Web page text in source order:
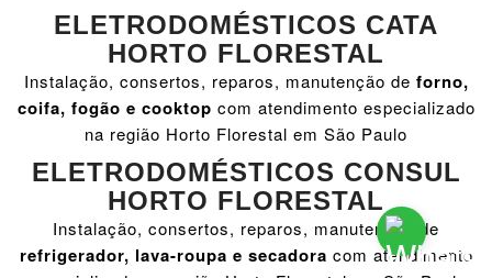
ELETRODOMÉSTICOS CATA
HORTO FLORESTAL
Instalação, consertos, reparos, manutenção de forno,
coifa, fogão e cooktop com atendimento especializado
na região Horto Florestal em São Paulo
ELETRODOMÉSTICOS CONSUL
HORTO FLORESTAL
Instalação, consertos, reparos, manutenção de
refrigerador, lava-roupa e secadora com atendimento